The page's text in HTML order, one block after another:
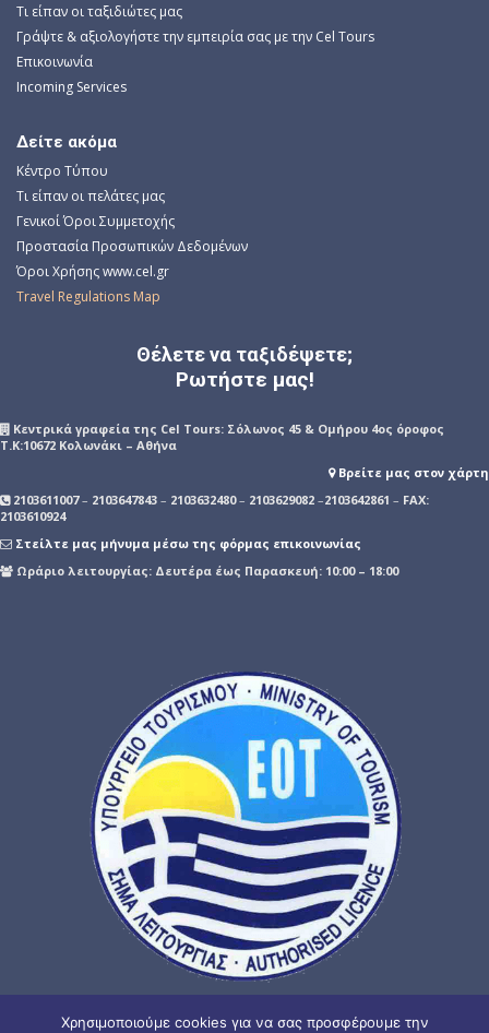
Τι είπαν οι ταξιδιώτες μας
Γράψτε & αξιολογήστε την εμπειρία σας με την Cel Tours
Επικοινωνία
Incoming Services
Δείτε ακόμα
Κέντρο Τύπου
Τι είπαν οι πελάτες μας
Γενικοί Όροι Συμμετοχής
Προστασία Προσωπικών Δεδομένων
Όροι Χρήσης www.cel.gr
Travel Regulations Map
Θέλετε να ταξιδέψετε;
Ρωτήστε μας!
Kεντρικά γραφεία της Cel Tours: Σόλωνος 45 & Ομήρου 4ος όροφος
Τ.Κ:10672 Κολωνάκι – Αθήνα
Βρείτε μας στον χάρτη
2103611007– 2103647843 – 2103632480– 2103629082 –2103642861 – FAX:
2103610924
Στείλτε μας μήνυμα μέσω της φόρμας επικοινωνίας
Ωράριο λειτουργίας: Δευτέρα έως Παρασκευή: 10:00 – 18:00
Χρησιμοποιούμε cookies για να σας προσφέρουμε την